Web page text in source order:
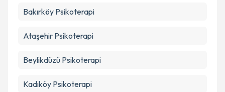
Bakırköy Psikoterapi
Ataşehir Psikoterapi
Beylikdüzü Psikoterapi
Kadıköy Psikoterapi